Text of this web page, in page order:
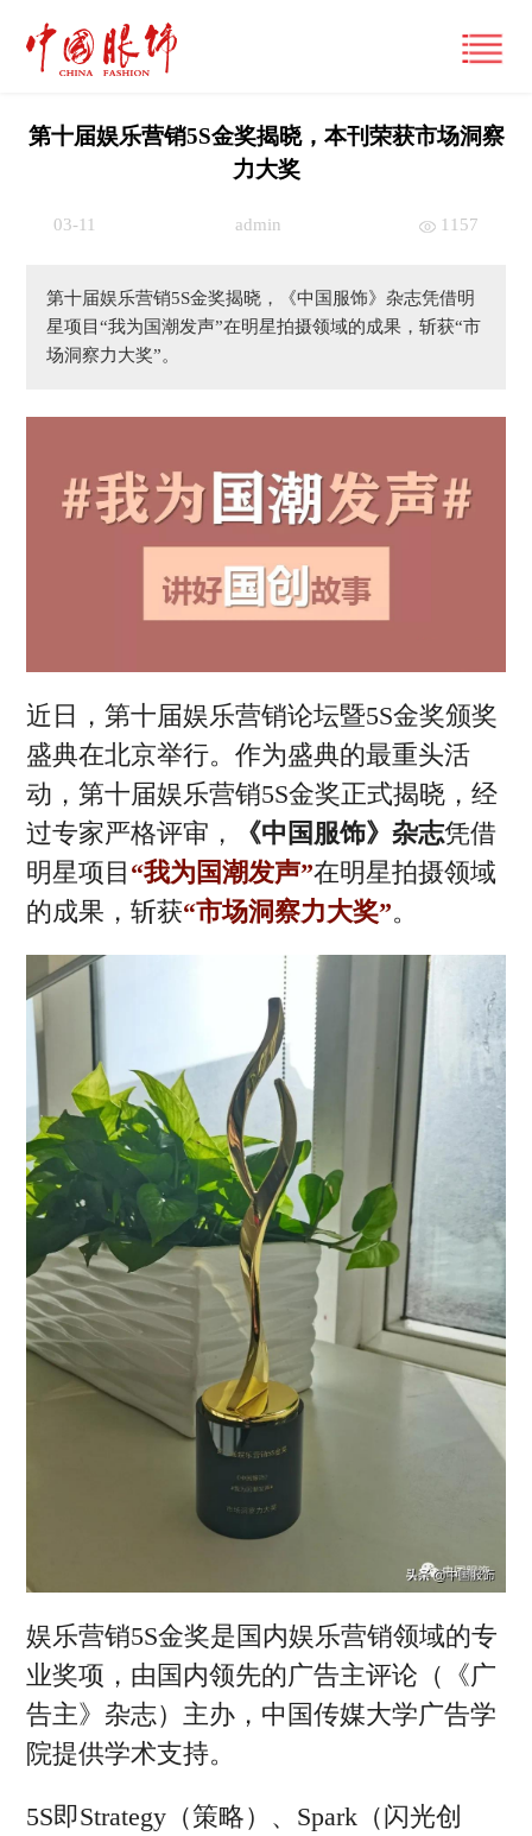
要闻
品牌
专栏
潮流文化
跨界
展讯
国内
时尚活动
市场
商业
企管
视频
电子刊
联系投稿
关于我们
寻求报道
投稿须知
商务合作
版权申明
联系我们
第十届娱乐营销5S金奖揭晓，本刊荣获市场洞察
力大奖
03-11 admin 1157
第十届娱乐营销5S金奖揭晓，《中国服饰》杂志凭借明
星项目“我为国潮发声”在明星拍摄领域的成果，斩获“市
场洞察力大奖”。
近日，第十届娱乐营销论坛暨5S金奖颁奖
盛典在北京举行。作为盛典的最重头活
动，第十届娱乐营销5S金奖正式揭晓，经
过专家严格评审，
《中国服饰》杂志凭借
明星项目 “我为国潮发声”在明星拍摄领域
的成果，斩获“市场洞察力大奖”。
娱乐营销5S金奖是国内娱乐营销领域的专
业奖项，由国内领先的广告主评论（《广
告主》杂志）主办，中国传媒大学广告学
院提供学术支持。
5S即Strategy（策略）、Spark（闪光创